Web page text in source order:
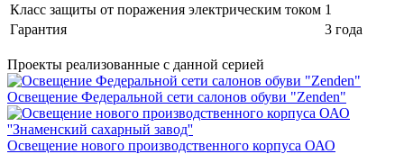
Класс защиты от поражения электрическим током 1
Гарантия
3 года
Проекты реализованные с данной серией
Освещение Федеральной сети салонов обуви "Zenden"
Освещение нового производственного корпуса ОАО